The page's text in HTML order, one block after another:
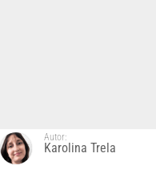
Autor:
Karolina Trela